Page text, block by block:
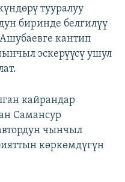
тууралуу
биринде белгилүү
кантип
эскерүүсү ушул
кайрандар
Самансур
чынчыл
көркөмдүгүн